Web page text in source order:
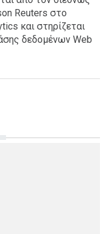
Reuters στο
και στηρίζεται
δεδομένων Web